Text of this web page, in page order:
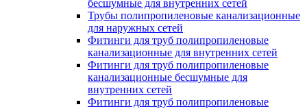
бесшумные для внутренних сетей
Трубы полипропиленовые канализационные
для наружных сетей
Фитинги для труб полипропиленовые
канализационные для внутренних сетей
Фитинги для труб полипропиленовые
канализационные бесшумные для
внутренних сетей
Фитинги для труб полипропиленовые